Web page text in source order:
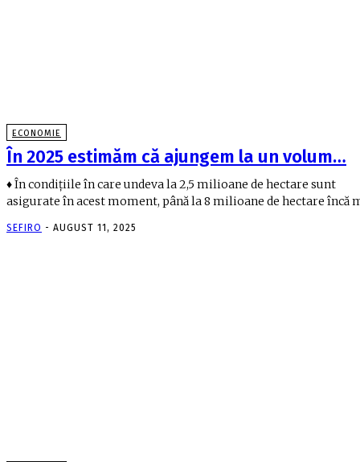
ECONOMIE
În 2025 estimăm că ajungem la un volum…
♦ În condiţiile în care undeva la 2,5 milioane de hectare sunt
asigurate în acest moment, până la 8 milioane de hectare încă
SEFIRO - AUGUST 11, 2025